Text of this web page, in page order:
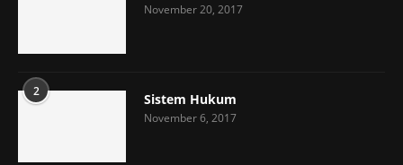
November 20, 2017
2 Sistem Hukum
November 6, 2017